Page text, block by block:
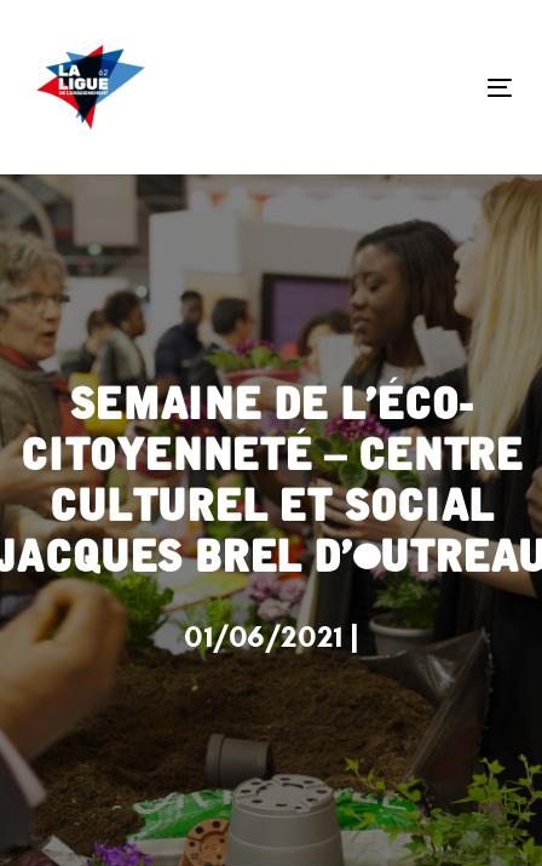
to
primary
navigation
to
content
Semaine de l’éco-
citoyenneté – Centre
Culturel et Social
Brel
01/06/2021 |